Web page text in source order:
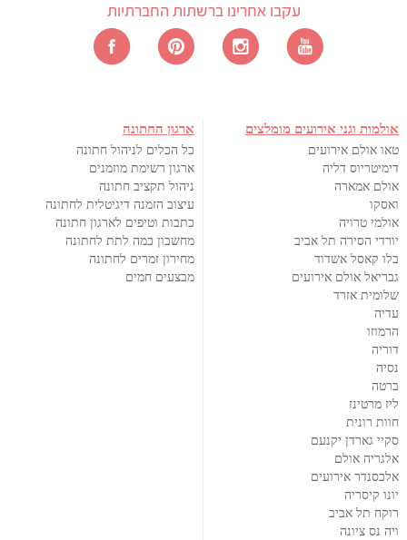
עקבו אחרינו ברשתות החברתיות
אולמות וגני אירועים מומלצים
טאו אולם אירועים
דימיטריוס דליה
אולם אמארה
ואסקו
אולמי טרויה
יורדי הסירה תל אביב
בלו קאסל אשדוד
גבריאל אולם אירועים
שלומית אזרד
עדיה
הרמוזו
דוריה
נסיה
ברטה
ליז מרטינז
חוות רונית
סקיי גארדן יקנעם
אלגריה אולם
אלכסנדר אירועים
יונו קיסריה
רוקח תל אביב
ויה נס ציונה
ארגון החתונה
כל הכלים לניהול חתונה
ארגון רשימת מוזמנים
ניהול תקציב חתונה
עיצוב הזמנה דיגיטלית לחתונה
כתבות וטיפים לארגון חתונה
מחשבון כמה לתת לחתונה
מחירון זמרים לחתונה
מבצעים חמים